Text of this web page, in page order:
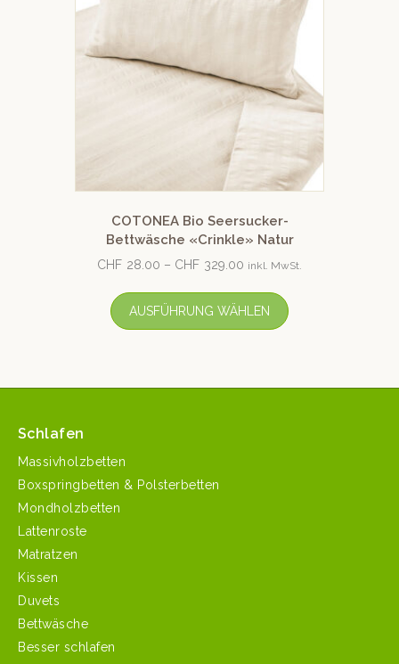
COTONEA Bio Seersucker-
Bettwäsche «Crinkle» Natur
CHF 28.00 – CHF 329.00 inkl. MwSt.
AUSFÜHRUNG WÄHLEN
Schlafen
Massivholzbetten
Boxspringbetten & Polsterbetten
Mondholzbetten
Lattenroste
Matratzen
Kissen
Duvets
Bettwäsche
Besser schlafen